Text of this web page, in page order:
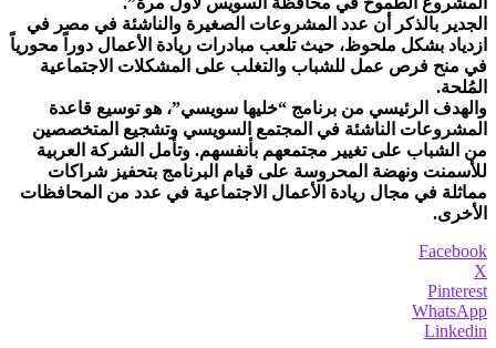
الجدير بالذكر أن عدد المشروعات الصغيرة والناشئة في مصر في
ازدياد بشكل ملحوظ، حيث تلعب مبادرات ريادة الأعمال دوراً محورياً
في منح فرص عمل للشباب والتغلب على المشكلات الاجتماعية
المُلحة.
والهدف الرئيسي من برنامج “خليها سويسي”، هو توسيع قاعدة
المشروعات الناشئة في المجتمع السويسي وتشجيع المتخصصين
من الشباب على تغيير مجتمعهم بأنفسهم. وتأمل الشركة العربية
للأسمنت ونهضة المحروسة على قيام البرنامج بتحفيز شراكات
مماثلة في مجال ريادة الأعمال الاجتماعية في عدد من المحافظات
الأخرى.
Facebook
X
Pinterest
WhatsApp
Linkedin